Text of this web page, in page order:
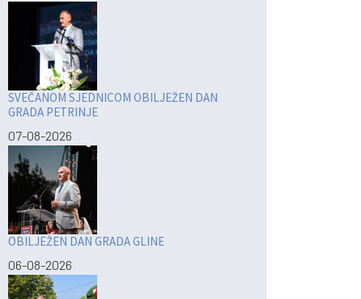
SVEČANOM SJEDNICOM OBILJEŽEN DAN
GRADA PETRINJE
07-08-2026
OBILJEŽEN DAN GRADA GLINE
06-08-2026